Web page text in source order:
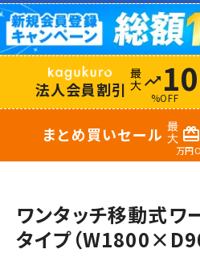
法人会員割引 trending_up 10
%OFF
まとめ買いセール redeem
万円
ワンタッチ移動式ワ
タイプ（